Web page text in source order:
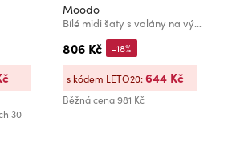
30
Moodo
Bílé midi šaty s volány na výstřihu Moodo
806 Kč
Běžná cena981 Kč
-18%
s kódem LETO20:644 Kč